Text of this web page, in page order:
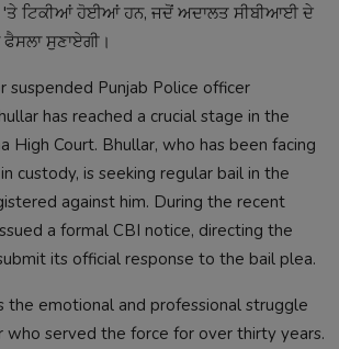
'ਤੇ ਟਿਕੀਆਂ ਹੋਈਆਂ ਹਨ, ਜਦੋਂ ਅਦਾਲਤ ਸੀਬੀਆਈ ਦੇ
ਸੁਣਾਏਗੀ।
Punjab Police officer
has reached a crucial stage in the
High Court. Bhullar, who has been facing
custody, is seeking regular bail in the
against him. During the recent
a formal CBI notice, directing the
its official response to the bail plea.
the emotional and professional struggle
who served the force for over thirty years.